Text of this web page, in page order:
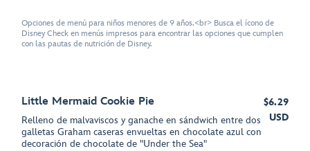
Opciones de menú para niños menores de 9 años.<br> Busca el ícono de
Disney Check en menús impresos para encontrar las opciones que cumplen
con las pautas de nutrición de Disney.
Little Mermaid Cookie Pie
Relleno de malvaviscos y ganache en sándwich entre dos
galletas Graham caseras envueltas en chocolate azul con
decoración de chocolate de "Under the Sea"
$6.29
USD